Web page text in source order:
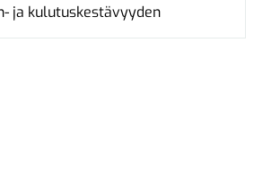
ja kulutuskestävyyden